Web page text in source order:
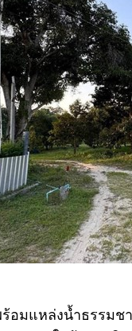
ร้อมแหล่งน้ำธรรม